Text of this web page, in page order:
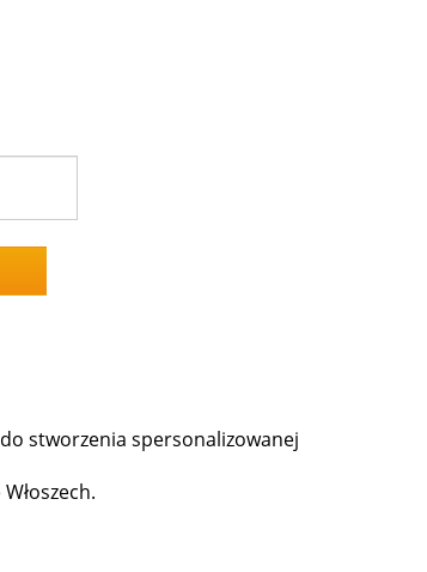
stworzenia spersonalizowanej